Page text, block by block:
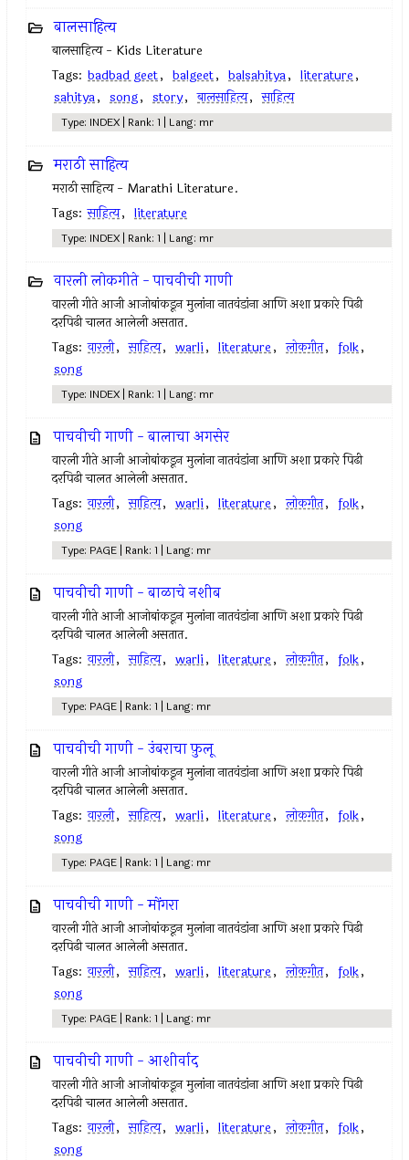
बालसाहित्य
बालसाहित्य - Kids Literature
Tags: badbad geet, balgeet, balsahitya, literature,
sahitya, song, story, बालसाहित्य, साहित्य
Type: INDEX | Rank: 1 | Lang: mr
मराठी साहित्य
मराठी साहित्य - Marathi Literature.
Tags: साहित्य, literature
Type: INDEX | Rank: 1 | Lang: mr
वारली लोकगीते - पाचवीची गाणी
वारली गीते आजी आजोबांकडून मुलांना नातवंडांना आणि अशा प्रकारे पिढी
दरपिढी चालत आलेली असतात.
Tags: वारली, साहित्य, warli, literature, लोकगीत, folk,
song
Type: INDEX | Rank: 1 | Lang: mr
पाचवीची गाणी - बालाचा अगसेर
वारली गीते आजी आजोबांकडून मुलांना नातवंडांना आणि अशा प्रकारे पिढी
दरपिढी चालत आलेली असतात.
Tags: वारली, साहित्य, warli, literature, लोकगीत, folk,
song
Type: PAGE | Rank: 1 | Lang: mr
पाचवीची गाणी - बाळाचे नशीब
वारली गीते आजी आजोबांकडून मुलांना नातवंडांना आणि अशा प्रकारे पिढी
दरपिढी चालत आलेली असतात.
Tags: वारली, साहित्य, warli, literature, लोकगीत, folk,
song
Type: PAGE | Rank: 1 | Lang: mr
पाचवीची गाणी - उंबराचा फ़ुलू
वारली गीते आजी आजोबांकडून मुलांना नातवंडांना आणि अशा प्रकारे पिढी
दरपिढी चालत आलेली असतात.
Tags: वारली, साहित्य, warli, literature, लोकगीत, folk,
song
Type: PAGE | Rank: 1 | Lang: mr
पाचवीची गाणी - मोंगरा
वारली गीते आजी आजोबांकडून मुलांना नातवंडांना आणि अशा प्रकारे पिढी
दरपिढी चालत आलेली असतात.
Tags: वारली, साहित्य, warli, literature, लोकगीत, folk,
song
Type: PAGE | Rank: 1 | Lang: mr
पाचवीची गाणी - आशीर्वाद
वारली गीते आजी आजोबांकडून मुलांना नातवंडांना आणि अशा प्रकारे पिढी
दरपिढी चालत आलेली असतात.
Tags: वारली, साहित्य, warli, literature, लोकगीत, folk,
song